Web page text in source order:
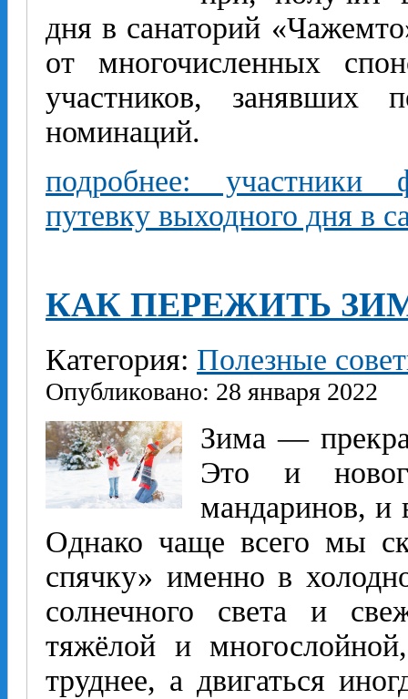
дня в санаторий
от многочисленных
участников,
номинаций.
подробнее: участники
путевку выходного дня в
КАК ПЕРЕЖИТЬ
Категория: Полезные
Опубликовано: 28 января 2022
Зима —
Это и
мандаринов, и
Однако чаще всего мы
спячку» именно в
солнечного света и
тяжёлой и
труднее, а двигаться